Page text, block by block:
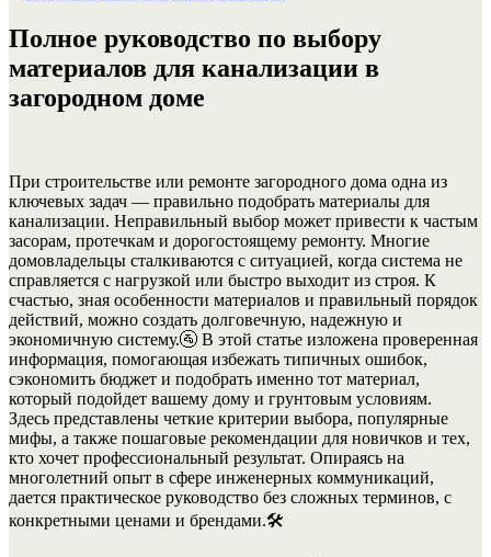
Полное руководство по выбору
материалов для канализации в
загородном доме
При строительстве или ремонте загородного дома одна из
ключевых задач — правильно подобрать материалы для
канализации. Неправильный выбор может привести к частым
засорам, протечкам и дорогостоящему ремонту. Многие
домовладельцы сталкиваются с ситуацией, когда система не
справляется с нагрузкой или быстро выходит из строя. К
счастью, зная особенности материалов и правильный порядок
действий, можно создать долговечную, надежную и
экономичную систему.🚰 В этой статье изложена проверенная
информация, помогающая избежать типичных ошибок,
сэкономить бюджет и подобрать именно тот материал,
который подойдет вашему дому и грунтовым условиям.
Здесь представлены четкие критерии выбора, популярные
мифы, а также пошаговые рекомендации для новичков и тех,
кто хочет профессиональный результат. Опираясь на
многолетний опыт в сфере инженерных коммуникаций,
дается практическое руководство без сложных терминов, с
конкретными ценами и брендами.🛠️